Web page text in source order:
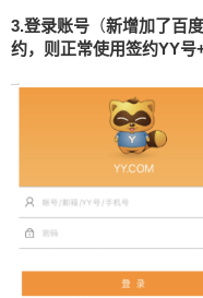
3.登录账号 （新增加了百
约，则正常使用签约YY号